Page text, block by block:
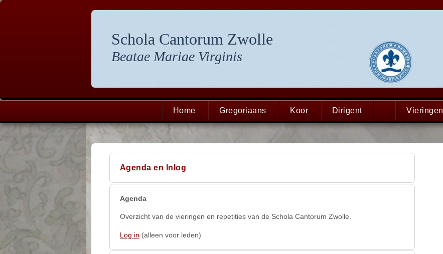
Schola Cantorum Zwolle
Beatae Mariae Virginis
Home Gregoriaans Koor Dirigent Vieringen
Agenda en Inlog
Agenda
Overzicht van de vieringen en repetities van de Schola Cantorum Zwolle.
Log in (alleen voor leden)